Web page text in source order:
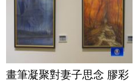
畫筆凝聚對妻子思念 膠彩